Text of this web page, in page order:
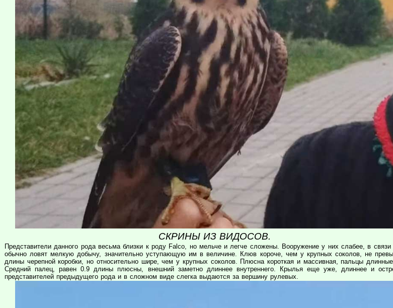
СКРИНЫ ИЗ ВИДОСОВ.
Представители данного рода весьма близки к роду Falco, но мельче и легче сложены. Вооружение у них слабее, в
обычно ловят мелкую добычу, значительно уступающую им в величине. Клюв короче, чем у крупных соколов, не
длины черепной коробки, но относительно шире, чем у крупных соколов. Плюсна короткая и массивная, пальцы
Средний палец, равен 0.9 длины плюсны, внешний заметно длиннее внутреннего. Крылья еще уже, длиннее и
представителей предыдущего рода и в сложном виде слегка выдаются за вершину рулевых.